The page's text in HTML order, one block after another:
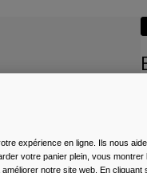
expérience en ligne. Ils nous
votre panier plein, vous montrer
notre site web. En cliquant